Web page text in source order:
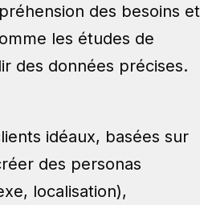
des besoins et
les études de
des données précises.
idéaux, basées sur
des personas
localisation),